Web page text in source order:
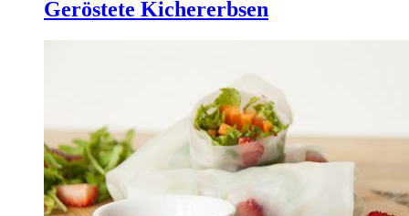
Geröstete Kichererbsen